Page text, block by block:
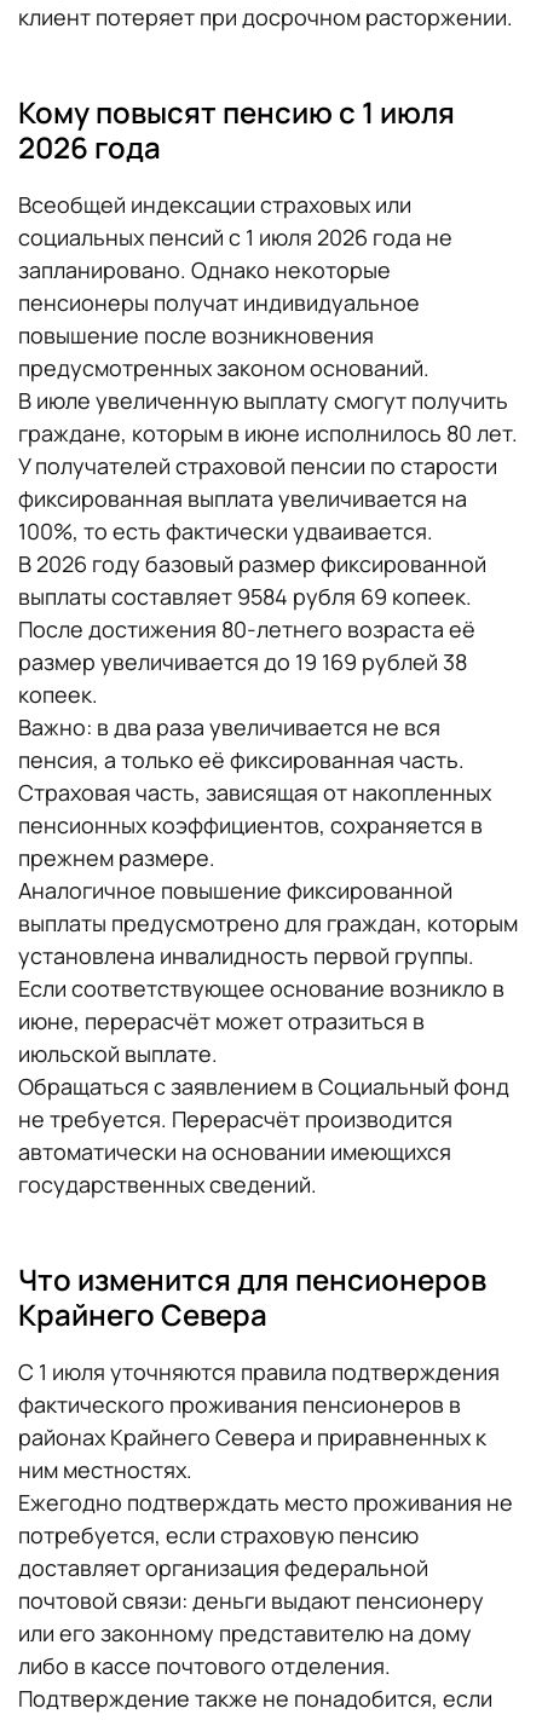
клиент потеряет при досрочном расторжении.
Кому повысят пенсию с 1 июля
2026 года
Всеобщей индексации страховых или
социальных пенсий с 1 июля 2026 года не
запланировано. Однако некоторые
пенсионеры получат индивидуальное
повышение после возникновения
предусмотренных законом оснований.
В июле увеличенную выплату смогут получить
граждане, которым в июне исполнилось 80 лет.
У получателей страховой пенсии по старости
фиксированная выплата увеличивается на
100%, то есть фактически удваивается.
В 2026 году базовый размер фиксированной
выплаты составляет 9584 рубля 69 копеек.
После достижения 80-летнего возраста её
размер увеличивается до 19 169 рублей 38
копеек.
Важно: в два раза увеличивается не вся
пенсия, а только её фиксированная часть.
Страховая часть, зависящая от накопленных
пенсионных коэффициентов, сохраняется в
прежнем размере.
Аналогичное повышение фиксированной
выплаты предусмотрено для граждан, которым
установлена инвалидность первой группы.
Если соответствующее основание возникло в
июне, перерасчёт может отразиться в
июльской выплате.
Обращаться с заявлением в Социальный фонд
не требуется. Перерасчёт производится
автоматически на основании имеющихся
государственных сведений.
Что изменится для пенсионеров
Крайнего Севера
С 1 июля уточняются правила подтверждения
фактического проживания пенсионеров в
районах Крайнего Севера и приравненных к
ним местностях.
Ежегодно подтверждать место проживания не
потребуется, если страховую пенсию
доставляет организация федеральной
почтовой связи: деньги выдают пенсионеру
или его законному представителю на дому
либо в кассе почтового отделения.
Подтверждение также не понадобится, если